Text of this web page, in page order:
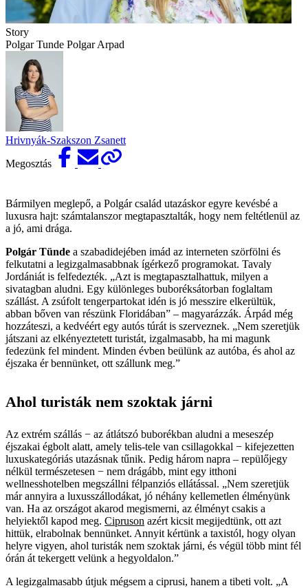
Story
Polgar Tunde Polgar Arpad
Hrivnyák-Szakszon Zsanett
Megosztás
Bármilyen meglepő, a Polgár család utazáskor egyre kevésbé a
luxusra hajt: számtalanszor megtapasztalták, hogy nem feltétlenül az
a jó, ami drága.
Polgár Tünde a szabadidejében imád az interneten szörfölni és
felkutatni a legizgalmasabbnak ígérkező programokat. Tavaly
Jordániát is felfedezték. „Azt is megtapasztalhattuk, milyen a
sivatagban aludni. Egy különleges buboréksátorban foglaltam
szállást. A zsúfolt tengerpartokat idén is jó messzire elkerültük,
abban bőven van részünk Floridában” – magyarázzák. Árpád még
hozzáteszi, a kedvéért egy autós túrát is szerveznek. „Nem szeretjük
játszani az elkényeztetett turistát, izgalmasabb, ha mi magunk
fedezünk fel mindent. Minden évben beülünk az autóba, és ahol az
éjszaka ér bennünket, ott szállunk meg.”
Ahol turisták nem szoktak járni
Az extrém szállás − az átlátszó buborékban aludni a meseszép
éjszakai égbolt alatt, amely telis-tele van csillagokkal − kifejezetten
luxuskategóriás utazásnak tűnik. Pedig három napra – repülőjegy
nélkül természetesen − nem drágább, mint egy itthoni
wellnesshotelben megszállni félpanziós ellátással. „Nem szeretjük
már annyira a luxusszállodákat, jó néhány kellemetlen élményünk
van. Ha az országot akarod megismerni, az élményt csakis a
helyiektől kapod meg. Cipruson azért kicsit megijedtünk, ott azt
hittük, elrabolnak bennünket. Annyit kértünk a taxistól, hogy olyan
helyre vigyen, ahol turisták nem szoktak járni, és végül több mint fél
órán át tekergett velünk a hegyoldalon.”
A legizgalmasabb útjuk mégsem a ciprusi, hanem a tibeti volt. „A